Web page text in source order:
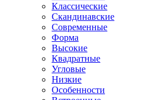
Классические
Скандинавские
Современные
Форма
Высокие
Квадратные
Угловые
Низкие
Особенности